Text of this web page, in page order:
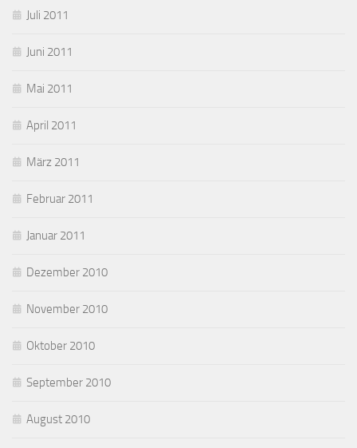
Juli 2011
Juni 2011
Mai 2011
April 2011
März 2011
Februar 2011
Januar 2011
Dezember 2010
November 2010
Oktober 2010
September 2010
August 2010